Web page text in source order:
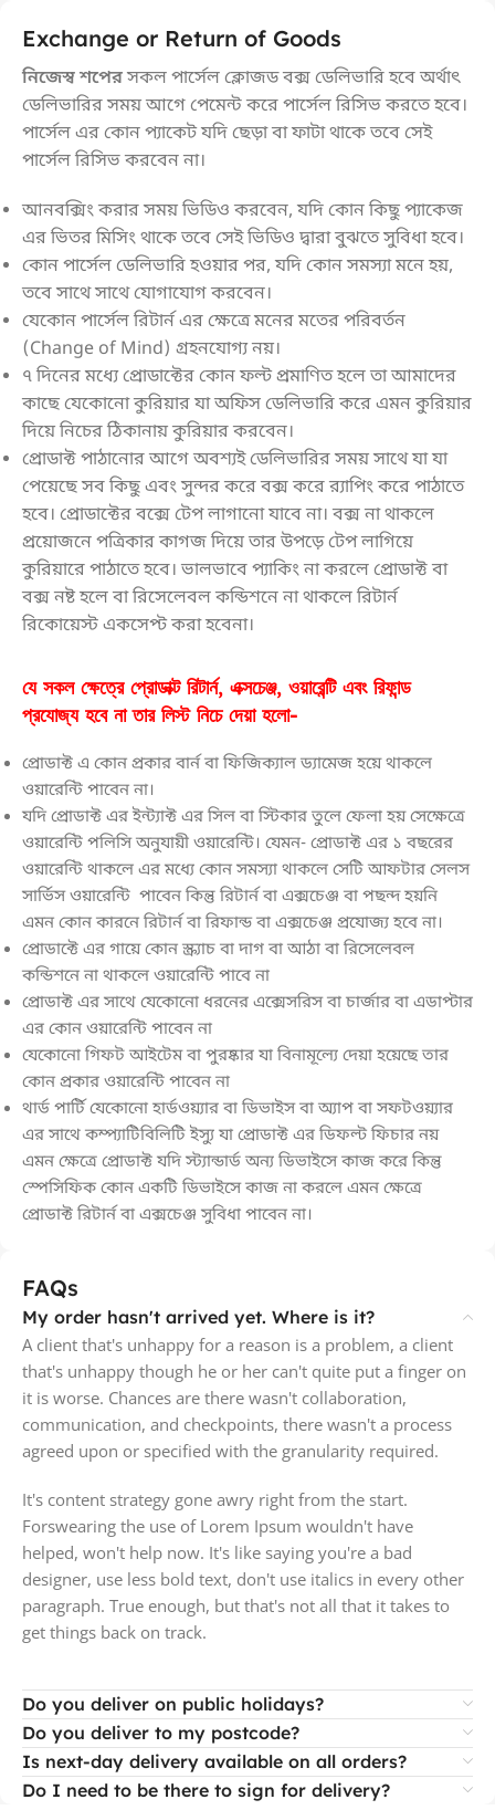
Exchange or Return of Goods
নিজেস্ব শপেরসকল পার্সেল ক্লোজড বক্স ডেলিভারি হবে অর্থাৎ
ডেলিভারির সময় আগে পেমেন্ট করে পার্সেল রিসিভ করতে হবে।
পার্সেল এর কোন প্যাকেট যদি ছেড়া বা ফাটা থাকে তবে সেই
পার্সেল রিসিভ করবেন না।
আনবক্সিং করার সময় ভিডিও করবেন, যদি কোন কিছু প্যাকেজ
এর ভিতর মিসিং থাকে তবে সেই ভিডিও দ্বারা বুঝতে সুবিধা হবে।
কোন পার্সেল ডেলিভারি হওয়ার পর, যদি কোন সমস্যা মনে হয়,
তবে সাথে সাথে যোগাযোগ করবেন।
যেকোন পার্সেল রিটার্ন এর ক্ষেত্রে মনের মতের পরিবর্তন
(Change of Mind) গ্রহনযোগ্য নয়।
৭ দিনের মধ্যে প্রোডাক্টের কোন ফল্ট প্রমাণিত হলে তা আমাদের
কাছে যেকোনো কুরিয়ার যা অফিস ডেলিভারি করে এমন কুরিয়ার
দিয়ে নিচের ঠিকানায় কুরিয়ার করবেন।
প্রোডাক্ট পাঠানোর আগে অবশ্যই ডেলিভারির সময় সাথে যা যা
পেয়েছে সব কিছু এবং সুন্দর করে বক্স করে র‍্যাপিং করে পাঠাতে
হবে। প্রোডাক্টের বক্সে টেপ লাগানো যাবে না। বক্স না থাকলে
প্রয়োজনে পত্রিকার কাগজ দিয়ে তার উপড়ে টেপ লাগিয়ে
কুরিয়ারে পাঠাতে হবে। ভালভাবে প্যাকিং না করলে প্রোডাক্ট বা
বক্স নষ্ট হলে বা রিসেলেবল কন্ডিশনে না থাকলে রিটার্ন
রিকোয়েস্ট একসেপ্ট করা হবেনা।
যে সকল ক্ষেত্রে প্রোডাক্ট রিটার্ন, এক্সচেঞ্জ, ওয়ারেন্টি এবং রিফান্ড
প্রযোজ্য হবে না তার লিস্ট নিচে দেয়া হলো-
প্রোডাক্ট এ কোন প্রকার বার্ন বা ফিজিক্যাল ড্যামেজ হয়ে থাকলে
ওয়ারেন্টি পাবেন না।
যদি প্রোডাক্ট এর ইন্ট্যাক্ট এর সিল বা স্টিকার তুলে ফেলা হয় সেক্ষেত্রে
ওয়ারেন্টি পলিসি অনুযায়ী ওয়ারেন্টি। যেমন- প্রোডাক্ট এর ১ বছরের
ওয়ারেন্টি থাকলে এর মধ্যে কোন সমস্যা থাকলে সেটি আফটার সেলস
সার্ভিস ওয়ারেন্টি পাবেন কিন্তু রিটার্ন বা এক্সচেঞ্জ বা পছন্দ হয়নি
এমন কোন কারনে রিটার্ন বা রিফান্ড বা এক্সচেঞ্জ প্রযোজ্য হবে না।
প্রোডাক্টে এর গায়ে কোন স্ক্র্যাচ বা দাগ বা আঠা বা রিসেলেবল
কন্ডিশনে না থাকলে ওয়ারেন্টি পাবে না
প্রোডাক্ট এর সাথে যেকোনো ধরনের এক্সেসরিস বা চার্জার বা এডাপ্টার
এর কোন ওয়ারেন্টি পাবেন না
যেকোনো গিফট আইটেম বা পুরষ্কার যা বিনামূল্যে দেয়া হয়েছে তার
কোন প্রকার ওয়ারেন্টি পাবেন না
থার্ড পার্টি যেকোনো হার্ডওয়্যার বা ডিভাইস বা অ্যাপ বা সফটওয়্যার
এর সাথে কম্প্যাটিবিলিটি ইস্যু যা প্রোডাক্ট এর ডিফল্ট ফিচার নয়
এমন ক্ষেত্রে প্রোডাক্ট যদি স্ট্যান্ডার্ড অন্য ডিভাইসে কাজ করে কিন্তু
স্পেসিফিক কোন একটি ডিভাইসে কাজ না করলে এমন ক্ষেত্রে
প্রোডাক্ট রিটার্ন বা এক্সচেঞ্জ সুবিধা পাবেন না।
FAQs
My order hasn't arrived yet. Where is it?
A client that's unhappy for a reason is a problem, a client
that's unhappy though he or her can't quite put a finger on
it is worse. Chances are there wasn't collaboration,
communication, and checkpoints, there wasn't a process
agreed upon or specified with the granularity required.
It's content strategy gone awry right from the start.
Forswearing the use of Lorem Ipsum wouldn't have
helped, won't help now. It's like saying you're a bad
designer, use less bold text, don't use italics in every other
paragraph. True enough, but that's not all that it takes to
get things back on track.
Do you deliver on public holidays?
Do you deliver to my postcode?
Is next-day delivery available on all orders?
Do I need to be there to sign for delivery?